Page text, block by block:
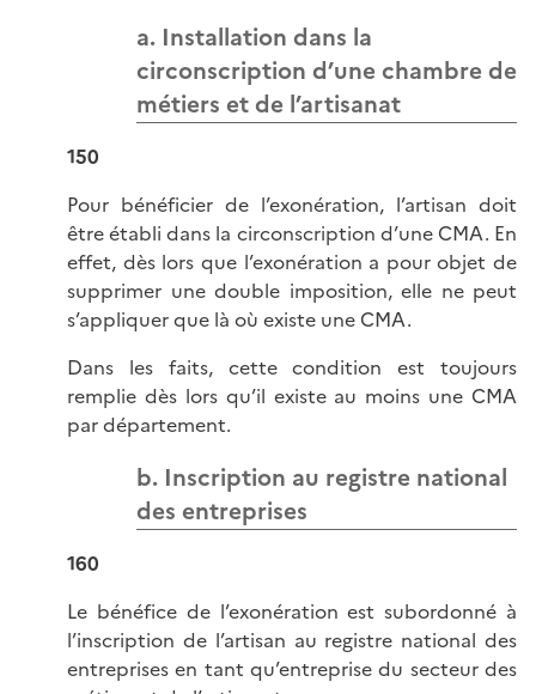
a. Installation dans la
circonscription d’une chambre de
métiers et de l’artisanat
150
Pour bénéficier de l’exonération, l’artisan doit
être établi dans la circonscription d’une CMA. En
effet, dès lors que l’exonération a pour objet de
supprimer une double imposition, elle ne peut
s’appliquer que là où existe une CMA.
Dans les faits, cette condition est toujours
remplie dès lors qu’il existe au moins une CMA
par département.
b. Inscription au registre national
des entreprises
160
Le bénéfice de l’exonération est subordonné à
l’inscription de l’artisan au registre national des
entreprises en tant qu’entreprise du secteur des